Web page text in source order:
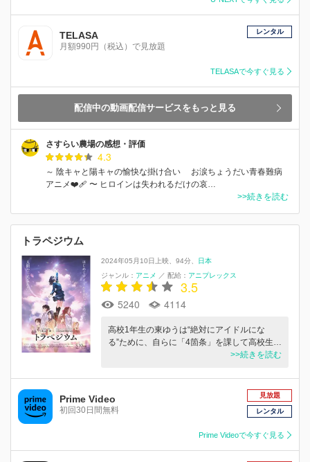
TELASA
月額990円（税込）で見放題
レンタル
TELASAで今すぐ見る
配信中の動画配信サービスをもっと見る
さすらい農場の感想・評価
4.3
～ 陰キャと陽キャの愉快な掛け合い お涙ちょうだい青春難病
アニメ❤️‍🩹 〜 ヒロインは失われるだけの哀…
>>続きを読む
トラペジウム
2024年05月10日上映 94分
日本
ジャンル： アニメ ／ 配給： アニプレックス
3.5
5240 4114
高校1年生の東ゆうは“絶対にアイドルにな
る”ために、自らに「4箇条」を課して高校生…
>>続きを読む
Prime Video
初回30日間無料
見放題
レンタル
Prime Videoで今すぐ見る